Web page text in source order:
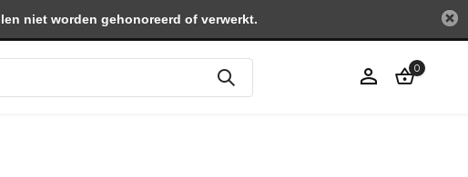
0
niet worden gehonoreerd of verwerkt.